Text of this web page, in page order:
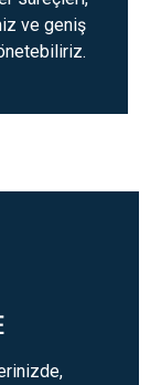
ve geniş